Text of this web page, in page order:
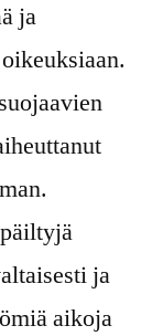
ja
ja
aikoja